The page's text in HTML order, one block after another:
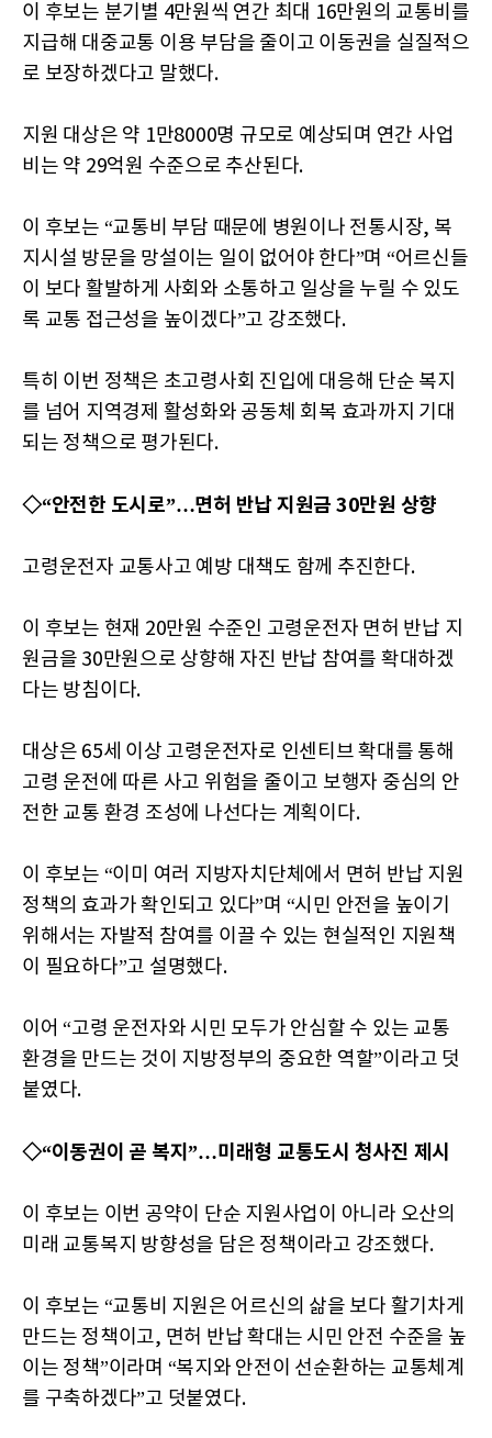
이 후보는 분기별 4만원씩 연간 최대 16만원의 교통비를
지급해 대중교통 이용 부담을 줄이고 이동권을 실질적으
로 보장하겠다고 말했다.
지원 대상은 약 1만8000명 규모로 예상되며 연간 사업
비는 약 29억원 수준으로 추산된다.
이 후보는 “교통비 부담 때문에 병원이나 전통시장, 복
지시설 방문을 망설이는 일이 없어야 한다”며 “어르신들
이 보다 활발하게 사회와 소통하고 일상을 누릴 수 있도
록 교통 접근성을 높이겠다”고 강조했다.
특히 이번 정책은 초고령사회 진입에 대응해 단순 복지
를 넘어 지역경제 활성화와 공동체 회복 효과까지 기대
되는 정책으로 평가된다.
◇“안전한 도시로”…면허 반납 지원금 30만원 상향
고령운전자 교통사고 예방 대책도 함께 추진한다.
이 후보는 현재 20만원 수준인 고령운전자 면허 반납 지
원금을 30만원으로 상향해 자진 반납 참여를 확대하겠
다는 방침이다.
대상은 65세 이상 고령운전자로 인센티브 확대를 통해
고령 운전에 따른 사고 위험을 줄이고 보행자 중심의 안
전한 교통 환경 조성에 나선다는 계획이다.
이 후보는 “이미 여러 지방자치단체에서 면허 반납 지원
정책의 효과가 확인되고 있다”며 “시민 안전을 높이기
위해서는 자발적 참여를 이끌 수 있는 현실적인 지원책
이 필요하다”고 설명했다.
이어 “고령 운전자와 시민 모두가 안심할 수 있는 교통
환경을 만드는 것이 지방정부의 중요한 역할”이라고 덧
붙였다.
◇“이동권이 곧 복지”…미래형 교통도시 청사진 제시
이 후보는 이번 공약이 단순 지원사업이 아니라 오산의
미래 교통복지 방향성을 담은 정책이라고 강조했다.
이 후보는 “교통비 지원은 어르신의 삶을 보다 활기차게
만드는 정책이고, 면허 반납 확대는 시민 안전 수준을 높
이는 정책”이라며 “복지와 안전이 선순환하는 교통체계
를 구축하겠다”고 덧붙였다.